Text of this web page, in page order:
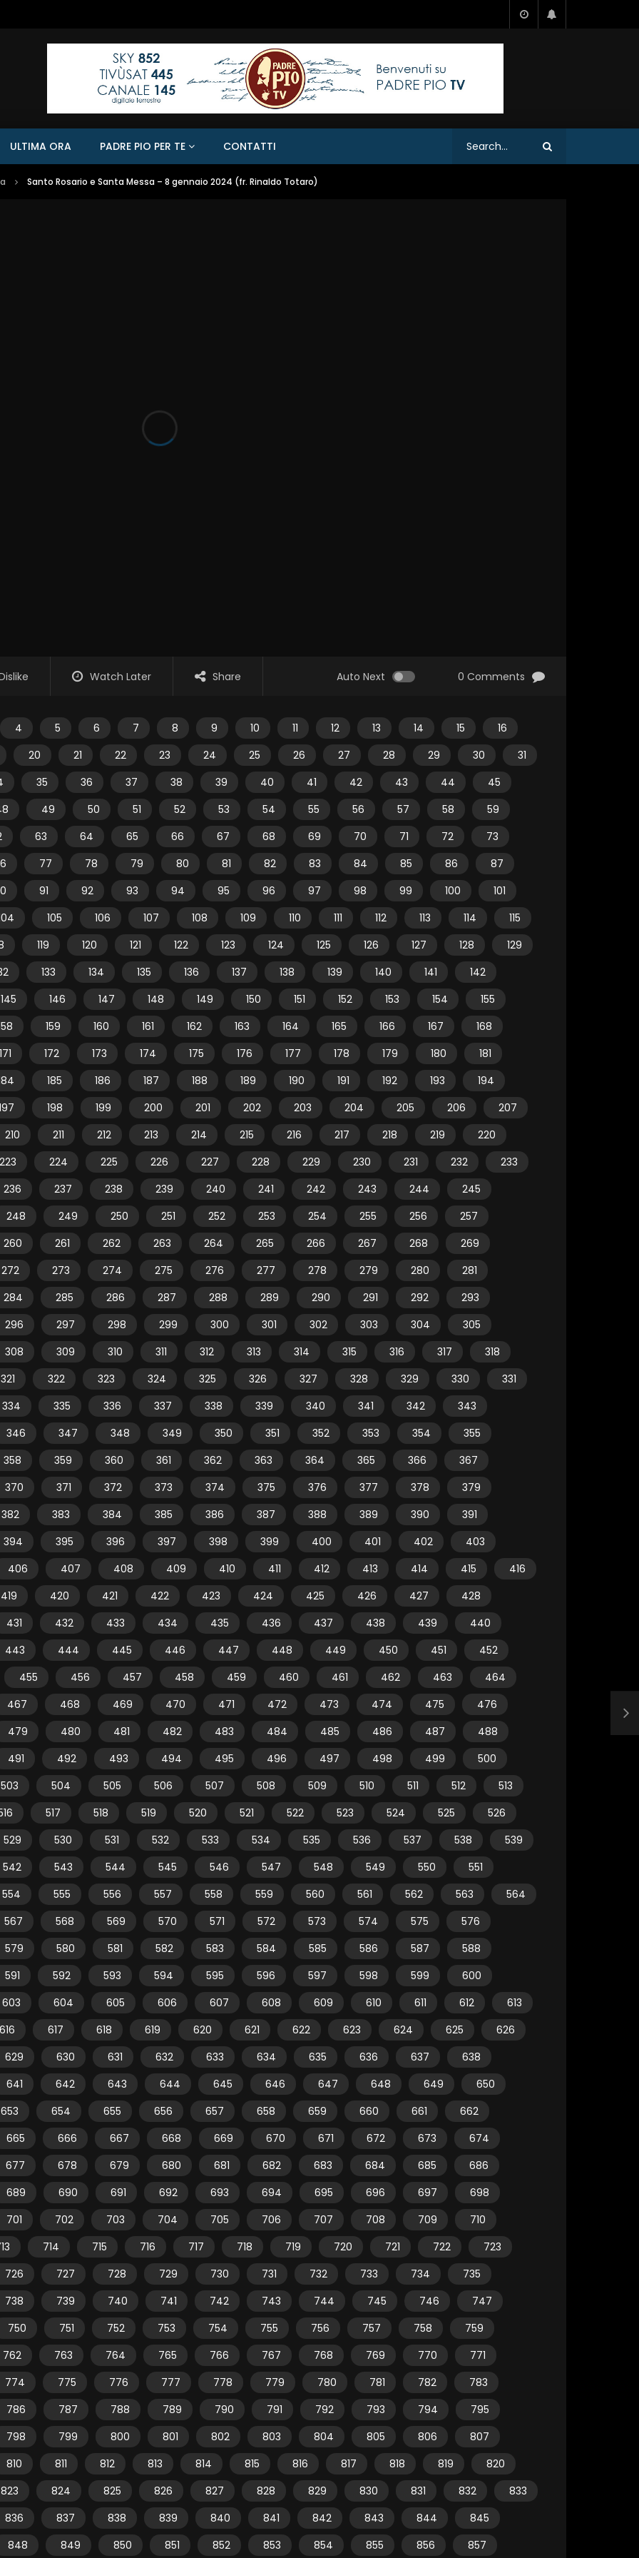
ULTIMA ORA PADRE PIO PER TE CONTATTI
Santo Rosario e Santa Messa – 8 gennaio 2024 (fr. Rinaldo Totaro)
Watch Later Share Auto Next 0 Comments
4 5 6 7 8 9 10 11 12 13 14 15
16
20
21 22 23 24 25 26 27 28 29 30
31
35 36 37 38 39 40 41 42 43 44
45
49 50 51 52 53 54 55 56 57 58
59
63 64 65 66 67 68 69 70 71 72
73
77 78 79 80 81 82 83 84 85 86
87
91 92 93 94 95 96 97 98 99 100
101
105 106 107 108 109 110 111 112 113 114
115
119 120 121 122 123 124 125 126 127 128
129
133 134 135 136 137 138 139 140 141
142
145
146 147 148 149 150 151 152 153 154
155
159 160 161 162 163 164 165 166 167
168
171
172 173 174 175 176 177 178 179 180
181
185 186 187 188 189 190 191 192 193
194
198 199 200 201 202 203 204 205 206
207
210
211 212 213 214 215 216 217 218 219
220
223
224 225 226 227 228 229 230 231 232
233
236
237 238 239 240 241 242 243 244
245
248
249 250 251 252 253 254 255 256
257
260
261 262 263 264 265 266 267 268
269
272
273 274 275 276 277 278 279 280
281
284
285 286 287 288 289 290 291 292
293
296
297 298 299 300 301 302 303 304
305
308
309 310 311 312 313 314 315 316 317
318
321
322 323 324 325 326 327 328 329 330
331
334
335 336 337 338 339 340 341 342
343
346
347 348 349 350 351 352 353 354
355
358
359 360 361 362 363 364 365 366
367
370
371 372 373 374 375 376 377 378
379
382
383 384 385 386 387 388 389 390
391
394
395 396 397 398 399 400 401 402
403
406
407 408 409 410 411 412 413 414 415
416
419
420 421 422 423 424 425 426 427
428
431
432 433 434 435 436 437 438 439
440
443
444 445 446 447 448 449 450 451
452
455
456 457 458 459 460 461 462 463
464
467
468 469 470 471 472 473 474 475
476
479
480 481 482 483 484 485 486 487
488
491
492 493 494 495 496 497 498 499
500
503
504 505 506 507 508 509 510 511 512
513
517 518 519 520 521 522 523 524 525
526
529
530 531 532 533 534 535 536 537 538
539
542
543 544 545 546 547 548 549 550
551
554
555 556 557 558 559 560 561 562 563
564
567
568 569 570 571 572 573 574 575
576
579
580 581 582 583 584 585 586 587
588
591
592 593 594 595 596 597 598 599
600
603
604 605 606 607 608 609 610 611 612
613
616
617 618 619 620 621 622 623 624 625
626
629
630 631 632 633 634 635 636 637
638
641
642 643 644 645 646 647 648 649
650
653
654 655 656 657 658 659 660 661
662
665
666 667 668 669 670 671 672 673
674
677
678 679 680 681 682 683 684 685
686
689
690 691 692 693 694 695 696 697
698
701
702 703 704 705 706 707 708 709
710
714 715 716 717 718 719 720 721 722
723
726
727 728 729 730 731 732 733 734
735
738
739 740 741 742 743 744 745 746
747
750
751 752 753 754 755 756 757 758
759
762
763 764 765 766 767 768 769 770
771
774
775 776 777 778 779 780 781 782
783
786
787 788 789 790 791 792 793 794
795
798
799 800 801 802 803 804 805 806
807
810
811 812 813 814 815 816 817 818 819
820
823
824 825 826 827 828 829 830 831 832
833
836
837 838 839 840 841 842 843 844
845
848
849 850 851 852 853 854 855 856 857